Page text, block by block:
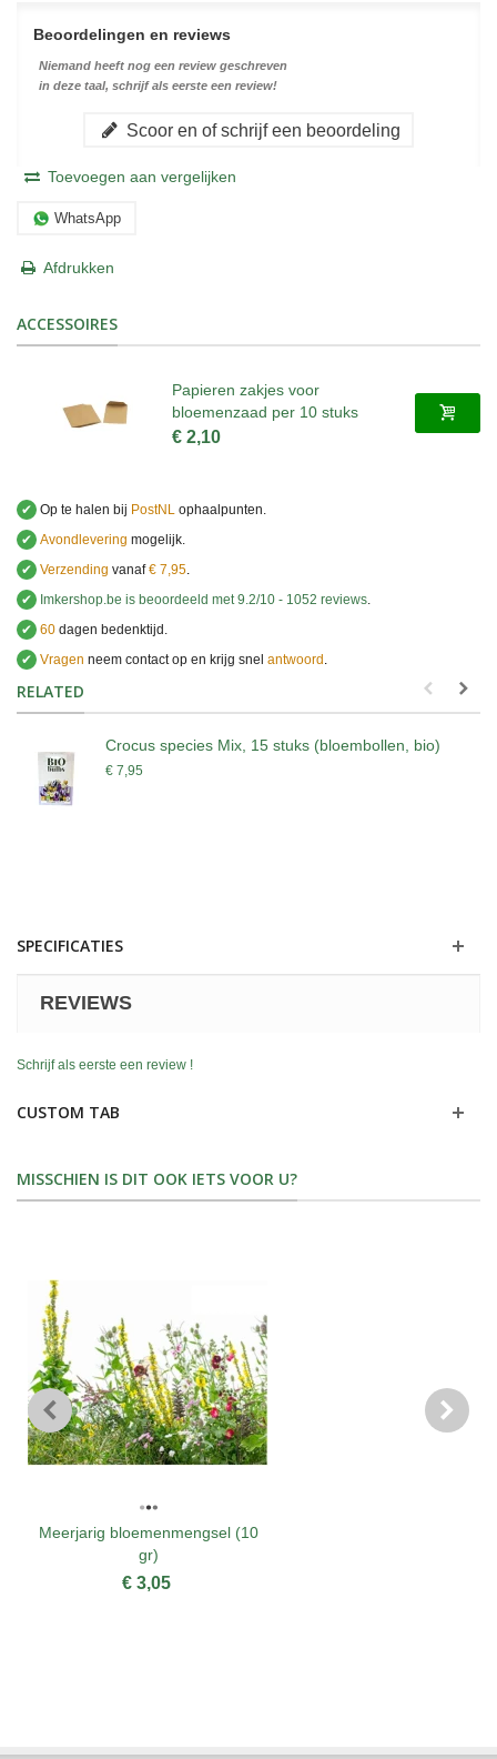
Beoordelingen en reviews
Niemand heeft nog een review geschreven
in deze taal, schrijf als eerste een review!
Scoor en of schrijf een beoordeling
Toevoegen aan vergelijken
WhatsApp
Afdrukken
ACCESSOIRES
Papieren zakjes voor
bloemenzaad per 10 stuks
€ 2,10
✔ Op te halen bij PostNL ophaalpunten.
✔ Avondlevering mogelijk.
✔ Verzending vanaf€ 7,95.
✔
Imkershop.be is beoordeeld met9.2/10 - 1052 reviews.
✔ 60 dagen bedenktijd.
✔ Vragen neem contact op en krijg snel antwoord .
RELATED
Crocus species Mix, 15 stuks (bloembollen, bio)
€ 7,95
SPECIFICATIES
REVIEWS
Schrijf als eerste een review !
CUSTOM TAB
MISSCHIEN IS DIT OOK IETS VOOR U?
Meerjarig bloemenmengsel (10
gr)
€ 3,05